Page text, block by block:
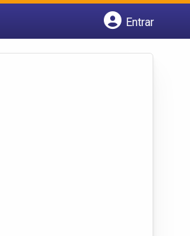
Entrar